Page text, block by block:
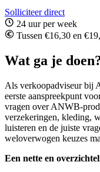
Solliciteer direct
24 uur per week
Tussen €16,30 en
Wat ga je
Als verkoopadviseur bij
eerste aanspreekpunt
vragen over ANWB-
verzekeringen, kleding,
luisteren en de juiste
weloverwogen keuzes
Een nette en